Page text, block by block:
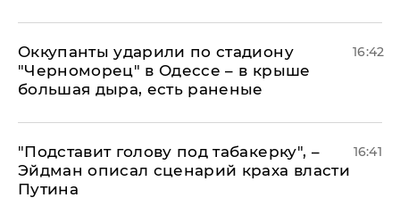
Оккупанты ударили по стадиону
"Черноморец" в Одессе – в крыше
большая дыра, есть раненые
16:42
​"Подставит голову под табакерку", –
Эйдман описал сценарий краха власти
Путина
16:41